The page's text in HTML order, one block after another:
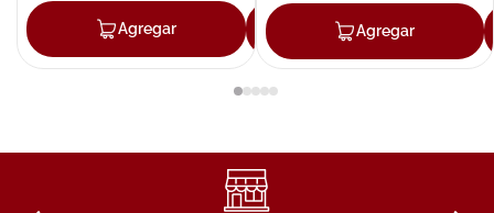
Agregar Agregar
Agregar